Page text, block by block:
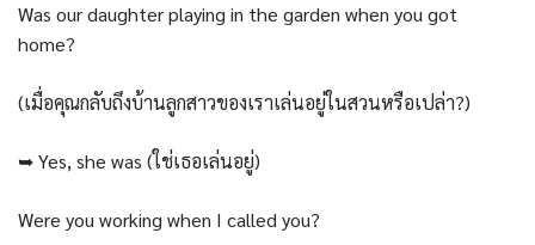
Was our daughter playing in the garden when you got
home?
(เมื่อคุณกลับถึงบ้านลูกสาวของเราเล่นอยู่ในสวนหรือเปล่า?)
➥ Yes, she was (ใช่เธอเล่นอยู่)
Were you working when I called you?